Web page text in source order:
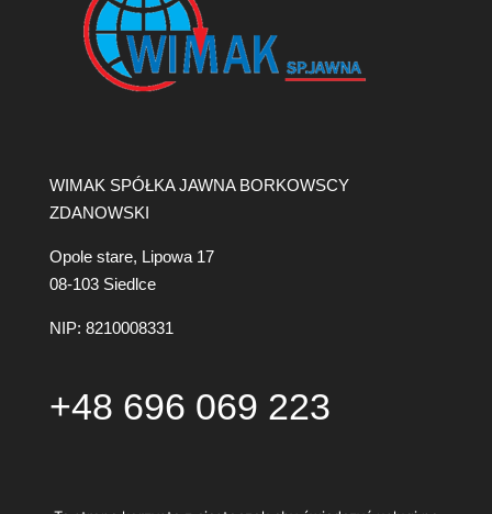
WIMAK SPÓŁKA JAWNA BORKOWSCY
ZDANOWSKI
Opole stare, Lipowa 17
08-103 Siedlce
NIP: 8210008331
+48 696 069 223